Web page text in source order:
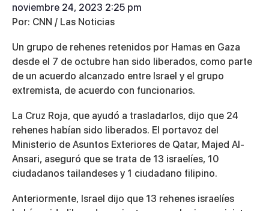
noviembre 24, 2023 2:25 pm
Por: CNN / Las Noticias
Un grupo de rehenes retenidos por Hamas en Gaza
desde el 7 de octubre han sido liberados, como parte
de un acuerdo alcanzado entre Israel y el grupo
extremista, de acuerdo con funcionarios.
La Cruz Roja, que ayudó a trasladarlos, dijo que 24
rehenes habían sido liberados. El portavoz del
Ministerio de Asuntos Exteriores de Qatar, Majed Al-
Ansari, aseguró que se trata de 13 israelíes, 10
ciudadanos tailandeses y 1 ciudadano filipino.
Anteriormente, Israel dijo que 13 rehenes israelíes